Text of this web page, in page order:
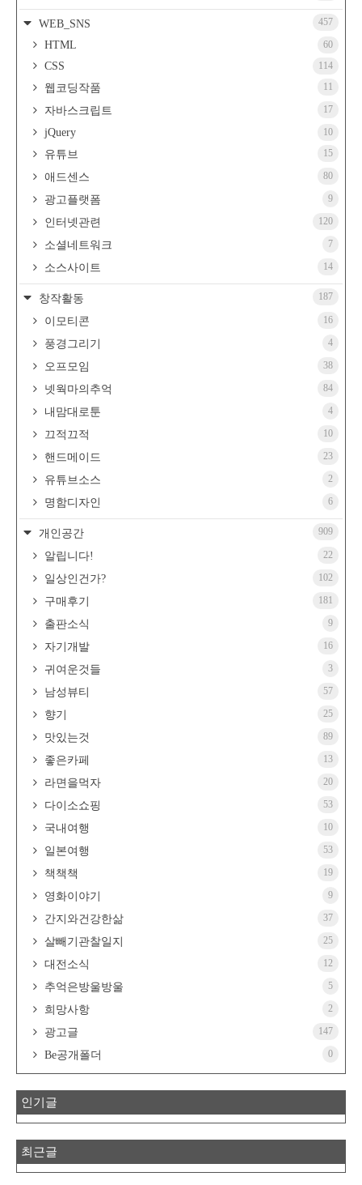
WEB_SNS 457
HTML 60
CSS 114
웹코딩작품 11
자바스크립트 17
jQuery 10
유튜브 15
애드센스 80
광고플랫폼 9
인터넷관련 120
소셜네트워크 7
소스사이트 14
창작활동 187
이모티콘 16
풍경그리기 4
오프모임 38
넷웍마의추억 84
내맘대로툰 4
끄적끄적 10
핸드메이드 23
유튜브소스 2
명함디자인 6
개인공간 909
알립니다! 22
일상인건가? 102
구매후기 181
출판소식 9
자기개발 16
귀여운것들 3
남성뷰티 57
향기 25
맛있는것 89
좋은카페 13
라면을먹자 20
다이소쇼핑 53
국내여행 10
일본여행 53
책책책 19
영화이야기 9
간지와건강한삶 37
살빼기관찰일지 25
대전소식 12
추억은방울방울 5
희망사항 2
광고글 147
Be공개폴더 0
인기글
최근글